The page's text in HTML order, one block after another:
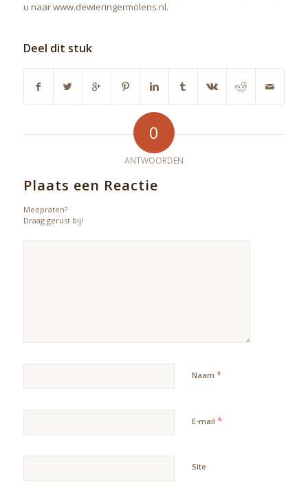
u naar www.dewieringermolens.nl.
Deel dit stuk
0
ANTWOORDEN
Plaats een Reactie
Meepraten?
Draag gerust bij!
Naam *
E-mail *
Site